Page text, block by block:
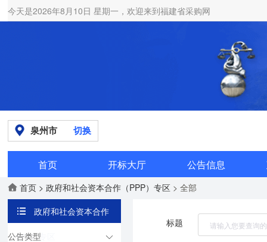
今天是2026年8月10日 星期一，欢迎来到福建省采购网
泉州市 切换
首页 开标大厅 公告信息
首页 > 政府和社会资本合作（PPP）专区 > 全部
政府和社会资本合作
（PPP）专区
公告类型
标题